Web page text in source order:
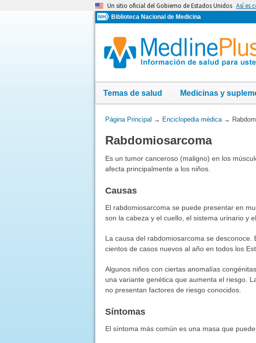
Un sitio oficial del Gobierno de Estados Unidos Así es
Biblioteca Nacional de Medicina
Temas de salud Medicinas y
Usted
aquí:
Página Principal → Enciclopedia médica→
Rabdomiosarcoma
Es un tumor canceroso (maligno) en los
afecta principalmente a los niños.
Causas
El rabdomiosarcoma se puede presentar en
son la cabeza y el cuello, el sistema urinario y
La causa del rabdomiosarcoma se
cientos de casos nuevos al año en todos los
Algunos niños con ciertas anomalías
una variante genética que aumenta el riesgo.
no presentan factores de riesgo conocidos.
Síntomas
El síntoma más común es una masa que